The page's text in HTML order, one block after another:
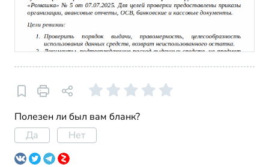
Полезен ли был вам бланк?
Да
Нет